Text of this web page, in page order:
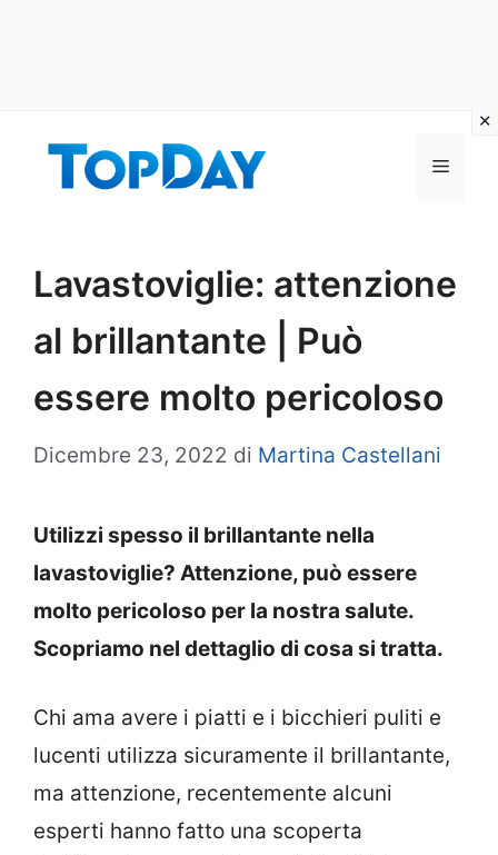
Menu
Lavastoviglie: attenzione
al brillantante | Può
essere molto pericoloso
Dicembre 23, 2022 di Martina Castellani
Utilizzi spesso il brillantante nella
lavastoviglie? Attenzione, può essere
molto pericoloso per la nostra salute.
Scopriamo nel dettaglio di cosa si tratta.
Chi ama avere i piatti e i bicchieri puliti e
lucenti utilizza sicuramente il brillantante,
ma attenzione, recentemente alcuni
esperti hanno fatto una scoperta